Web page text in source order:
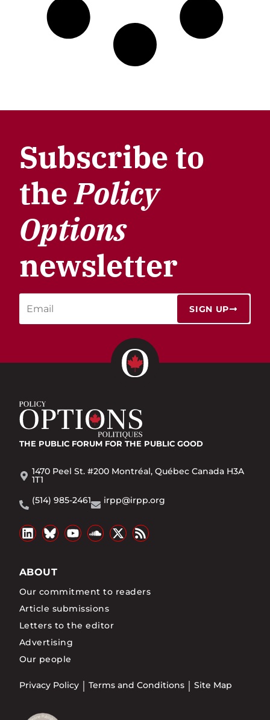
Subscribe to
thePolicy
Options
newsletter
SIGN UP
THE PUBLIC FORUM FOR THE PUBLIC GOOD
1470 Peel St. #200 Montréal, Québec Canada H3A
1T1
(514) 985-2461
irpp@irpp.org
ABOUT
Our commitment to readers
Article submissions
Letters to the editor
Advertising
Our people
Privacy Policy Terms and Conditions Site Map